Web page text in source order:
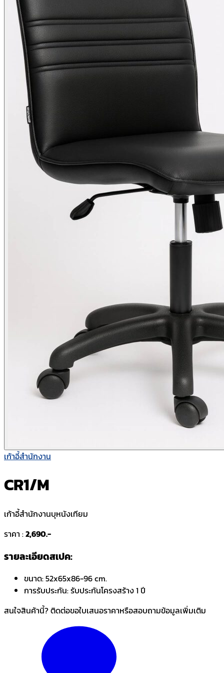
เก้าอี้สำนักงาน
CR1/M
เก้าอี้สำนักงานบุหนังเทียม
ราคา :2,690.-
รายละเอียดสเปค:
ขนาด:52x65x86-96 cm.
การรับประกัน:รับประกันโครงสร้าง 1 ปี
สนใจสินค้านี้? ติดต่อขอใบเสนอราคาหรือสอบถามข้อมูลเพิ่มเติม